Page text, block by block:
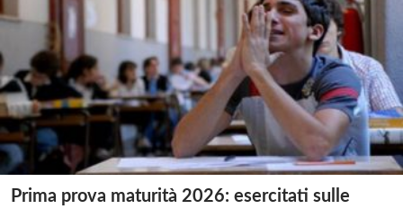
Prima prova maturità 2026: esercitati sulle